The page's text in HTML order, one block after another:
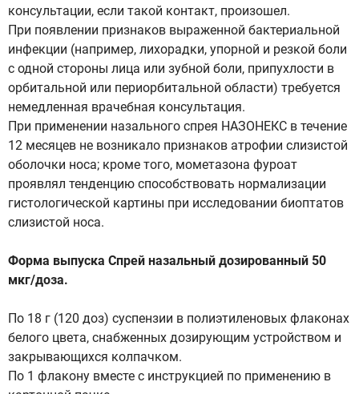
консультации, если такой контакт, произошел.
При появлении признаков выраженной бактериальной
инфекции (например, лихорадки, упорной и резкой боли
с одной стороны лица или зубной боли, припухлости в
орбитальной или периорбитальной области) требуется
немедленная врачебная консультация.
При применении назального спрея НАЗОНЕКС в течение
12 месяцев не возникало признаков атрофии слизистой
оболочки носа; кроме того, мометазона фуроат
проявлял тенденцию способствовать нормализации
гистологической картины при исследовании биоптатов
слизистой носа.
Форма выпуска Спрей назальный дозированный 50
мкг/доза.
По 18 г (120 доз) суспензии в полиэтиленовых флаконах
белого цвета, снабженных дозирующим устройством и
закрывающихся колпачком.
По 1 флакону вместе с инструкцией по применению в